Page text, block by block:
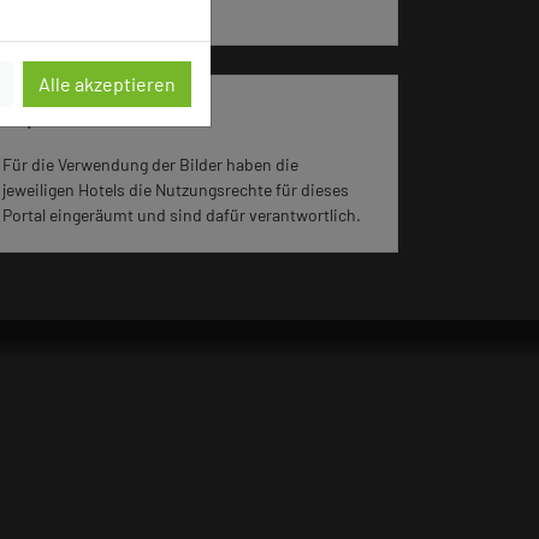
Alle akzeptieren
Impressum zum Hotel
Für die Verwendung der Bilder haben die
jeweiligen Hotels die Nutzungsrechte für dieses
Portal eingeräumt und sind dafür verantwortlich.